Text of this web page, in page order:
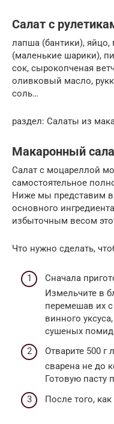
Салат с
лапша (бантики),
(маленькие шарики),
сок, сырокопченая
оливковый масло,
соль…
раздел: Салаты из
Макаронный
Салат с моцареллой
самостоятельное
Ниже мы представим
основного
избыточным весом
Что нужно сделать,
Сначала
Измельчите в
перемешав их с
винного
сушеных
Отварите 500
сварена не до
Готовую пасту
После того,